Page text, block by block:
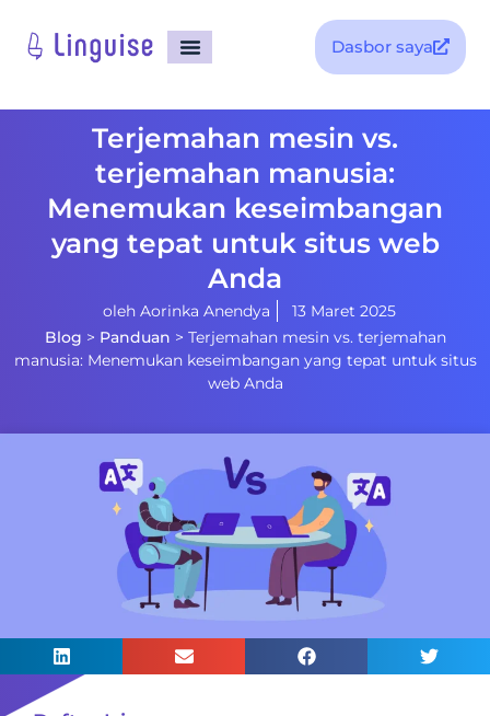
Dasbor saya
Terjemahan mesin vs.
terjemahan manusia:
Menemukan keseimbangan
yang tepat untuk situs web
Anda
oleh Aorinka Anendya
13 Maret 2025
Blog > Panduan > Terjemahan mesin vs. terjemahan
manusia: Menemukan keseimbangan yang tepat untuk situs
web Anda